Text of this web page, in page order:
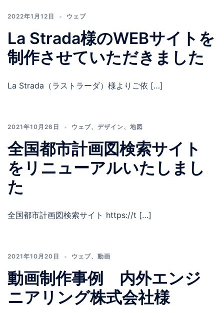
2022年1月12日 ウェブ
La Strada様のWEBサイトを
制作させていただきました
La Strada（ラストラーダ）様よりご依 […]
2021年10月26日 ウェブ、 デザイン、 地図
全国都市計画図検索サイト
をリニューアルいたしまし
た
全国都市計画図検索サイト https://t […]
2021年10月20日 ウェブ、 動画
動画制作事例 内外エンジ
ニアリング株式会社様